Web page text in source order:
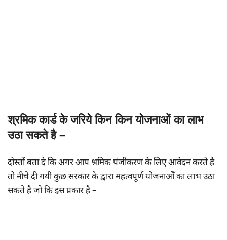
श्रमिक कार्ड के जरिये किन किन योजनाओं का लाभ
उठा सकते है –
दोस्तों बता दे कि अगर आप श्रमिक पंजीकरण के लिए आवेदन करते है
तो नीचे दी गयी कुछ सरकार के द्वारा महत्वपूर्ण योजनाओँ का लाभ उठा
सकते है जो कि इस प्रकार है –